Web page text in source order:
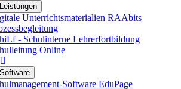
Leistungen
Unterrichtsmaterialien RAAbits
- Schulinterne Lehrerfortbildung
Online

Software
Software EduPage